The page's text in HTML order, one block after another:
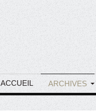
ACCUEIL ARCHIVES